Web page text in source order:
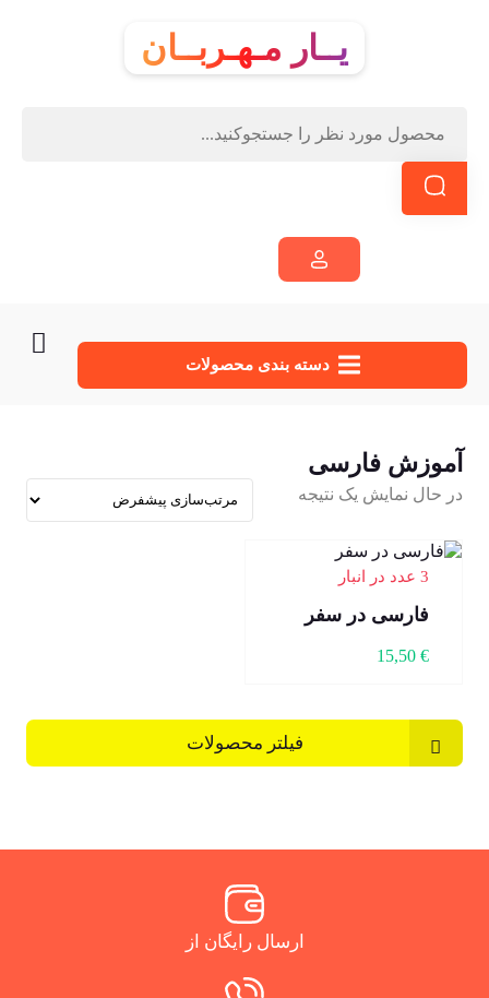
یــار مـهـربــان
دسته‌ بندی محصولات
آموزش فارسی
در حال نمایش یک نتیجه
3 عدد در انبار
فارسی در سفر
15,50 €
فیلتر محصولات
ارسال رایگان از